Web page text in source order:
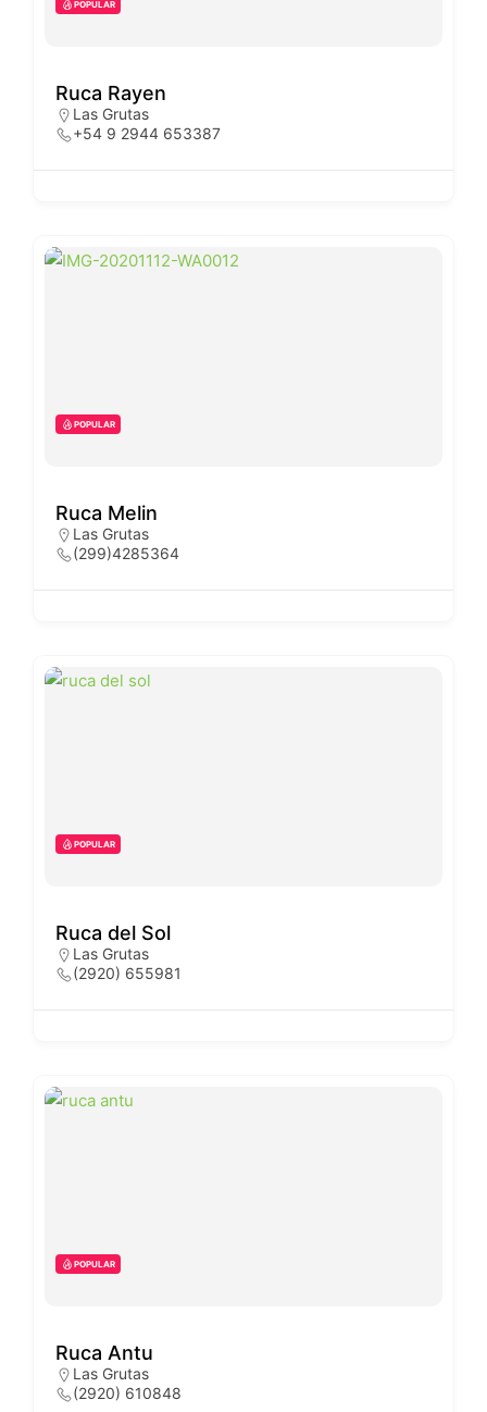
POPULAR
Ruca Rayen
Las Grutas
+54 9 2944 653387
POPULAR
Ruca Melin
Las Grutas
(299)4285364
POPULAR
Ruca del Sol
Las Grutas
(2920) 655981
POPULAR
Ruca Antu
Las Grutas
(2920) 610848